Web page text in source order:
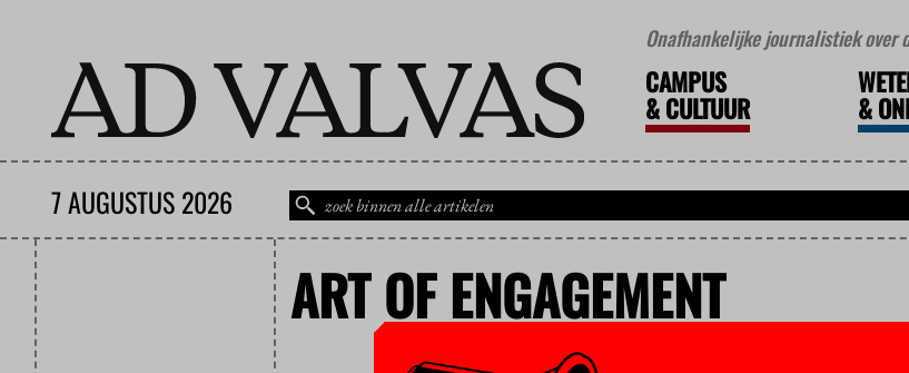
Onafhankelijke journalistiek over
CAMPUS
&CULTUUR &
7 AUGUSTUS 2026
ART OF ENGAGEMENT